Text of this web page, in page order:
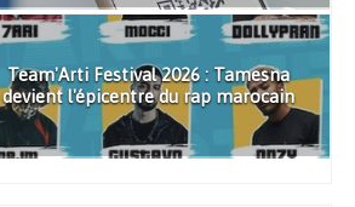
Team'Arti Festival 2026 : Tamesna
devient l'épicentre du rap marocain